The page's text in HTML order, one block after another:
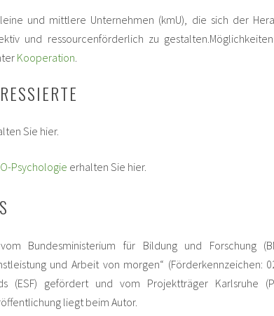
und mittlere Unternehmen (kmU), die sich der
und ressourcenförderlich zu
Kooperation
Sie hier.
Psychologie erhalten Sie hier.
Bundesministerium für Bildung und Forschung
und Arbeit von morgen“ (Förderkennzeichen:
(ESF) gefördert und vom Projektträger Karlsruhe
liegt beim Autor.